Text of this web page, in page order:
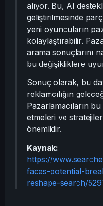
alıyor. Bu, AI
geliştirilmesinde
yeni oyuncuların
kolaylaştırabilir.
arama sonuçlarını
bu değişikliklere
Sonuç olarak, bu
reklamcılığın
Pazarlamacıların
etmeleri ve
önemlidir.
Kaynak:
https://
faces-potential-
reshape-search/